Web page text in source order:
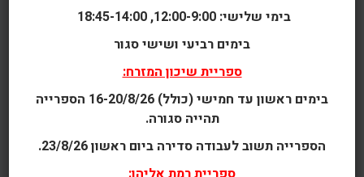
בימי שלישי: 12:00-9:00, 18:45-14:00
בימים רביעי ושישי סגור
ספריית שיכון המזרח:
בימים ראשון עד חמישי (כולל) 16-20/8/26 הספרייה
תהייה סגורה.
הספרייה תשוב לעבודה סדירה ביום ראשון 23/8/26.